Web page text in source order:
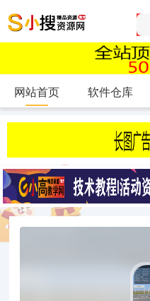
网站首页 软件仓库